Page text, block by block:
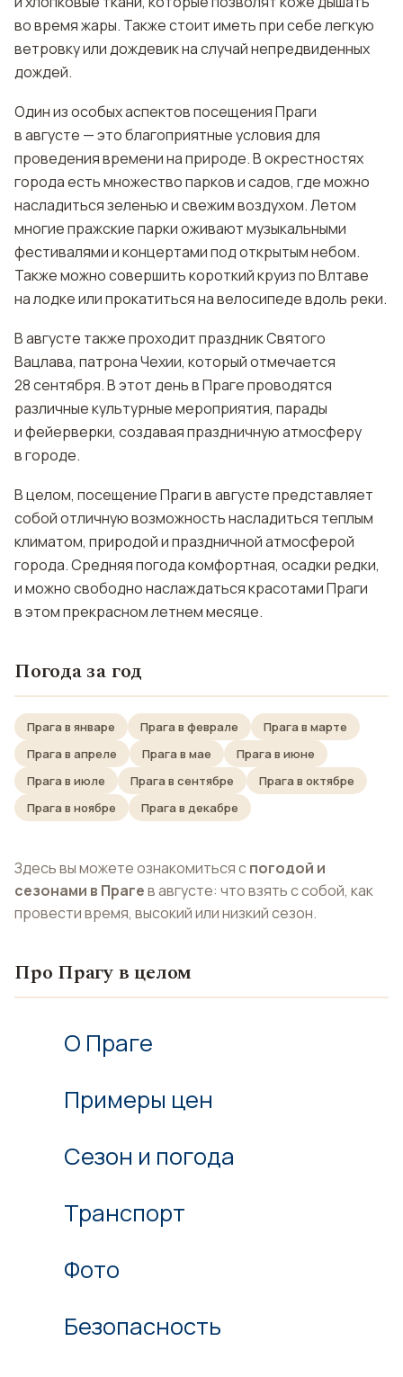
во время жары. Также стоит иметь при себе легкую
ветровку или дождевик на случай непредвиденных
дождей.
Один из особых аспектов посещения Праги
в августе — это благоприятные условия для
проведения времени на природе. В окрестностях
города есть множество парков и садов, где можно
насладиться зеленью и свежим воздухом. Летом
многие пражские парки оживают музыкальными
фестивалями и концертами под открытым небом.
Также можно совершить короткий круиз по Влтаве
на лодке или прокатиться на велосипеде вдоль реки.
В августе также проходит праздник Святого
Вацлава, патрона Чехии, который отмечается
28 сентября. В этот день в Праге проводятся
различные культурные мероприятия, парады
и фейерверки, создавая праздничную атмосферу
в городе.
В целом, посещение Праги в августе представляет
собой отличную возможность насладиться теплым
климатом, природой и праздничной атмосферой
города. Средняя погода комфортная, осадки редки,
и можно свободно наслаждаться красотами Праги
в этом прекрасном летнем месяце.
Погода за год
Прага в январе Прага в феврале
Прага в марте
Прага в апреле
Прага в мае
Прага в июне
Прага в июле
Прага в сентябре
Прага в октябре
Прага в ноябре
Прага в декабре
Здесь вы можете ознакомиться спогодой и
сезонами в Прагев августе: что взять с собой, как
провести время, высокий или низкий сезон.
Про Прагу в целом
О Праге
Примеры цен
Сезон и погода
Транспорт
Фото
Безопасность